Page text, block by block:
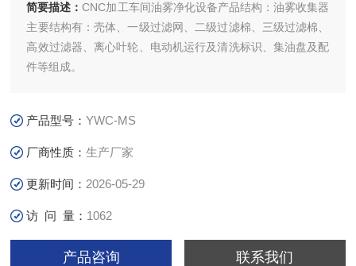
简要描述：CNC加工车间油雾净化设备产品结构：油雾收集器
主要结构有：壳体、一级过滤网、二级过滤棉、三级过滤棉、
高效过滤器、离心叶轮、电动机运行及清洗标识、集油盘及配
件等组成。
产品型号：YWC-MS
厂商性质：生产厂家
更新时间： 2026-05-29
访 问 量： 1062
产品咨询 联系我们